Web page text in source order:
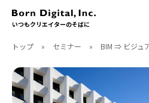
いつもクリエイターのそばに
ABOUT
CONTACT
RECRUIT
クリエイターズID
ACCESS
トップ » セミナー » BIM ⇒ ビジュ